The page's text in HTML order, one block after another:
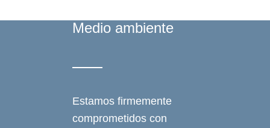
Medio ambiente
Estamos firmemente
comprometidos con